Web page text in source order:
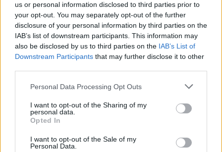
us or personal information disclosed to third parties prior to
your opt-out. You may separately opt-out of the further
disclosure of your personal information by third parties on the
IAB’s list of downstream participants. This information may
also be disclosed by us to third parties on the IAB’s List of
Downstream Participants that may further disclose it to other
Please note that this website/app uses one or more Google
not limited to your visit or usage behaviour. You may click to
grant or deny consent to Google and its third-party tags to
use your data for below specified purposes in below Google
consent section.
Personal Data Processing Opt Outs
I want to opt-out of the Sharing of my
personal data.
Opted In
I want to opt-out of the Sale of my
Personal Data.
Winelovers•2018. július 18.
A borversenyes kérdéskör már akkor megosztó,
amikor még csak felvetjük. Ha beszéd közben szóba
is kerül, akkor nincs visszaút: tuti vitát gerjeszt. Van
ugyanakkor ismerünk nem is egy pincészetet és…